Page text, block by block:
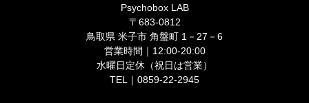
Psychobox LAB
〒683-0812
鳥取県 米子市 角盤町 1－27－6
営業時間｜12:00-20:00
水曜日定休（祝日は営業）
TEL｜0859-22-2945